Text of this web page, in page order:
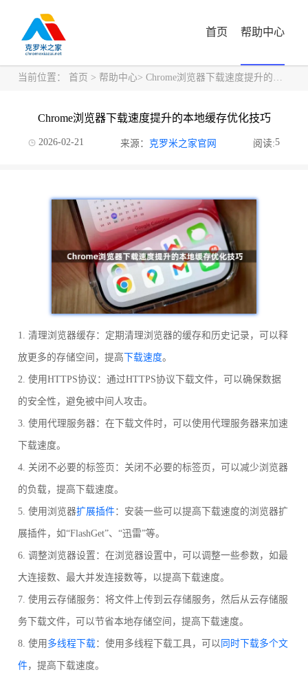
首页 帮助中心
当前位置： 首页 > 帮助中心> Chrome浏览器下载速度提升的本地缓存优化技巧
Chrome浏览器下载速度提升的本地缓存优化技巧
2026-02-21 来源： 克罗米之家官网 阅读:5
1. 清理浏览器缓存：定期清理浏览器的缓存和历史记录，可以释
放更多的存储空间，提高 下载速度。
2. 使用HTTPS协议：通过HTTPS协议下载文件，可以确保数据
的安全性，避免被中间人攻击。
3. 使用代理服务器：在下载文件时，可以使用代理服务器来加速
下载速度。
4. 关闭不必要的标签页：关闭不必要的标签页，可以减少浏览器
的负载，提高下载速度。
5. 使用浏览器扩展插件：安装一些可以提高下载速度的浏览器扩
展插件，如“FlashGet”、“迅雷”等。
6. 调整浏览器设置：在浏览器设置中，可以调整一些参数，如最
大连接数、最大并发连接数等，以提高下载速度。
7. 使用云存储服务：将文件上传到云存储服务，然后从云存储服
务下载文件，可以节省本地存储空间，提高下载速度。
8. 使用 多线程下载：使用多线程下载工具，可以 同时下载多个文
件，提高下载速度。